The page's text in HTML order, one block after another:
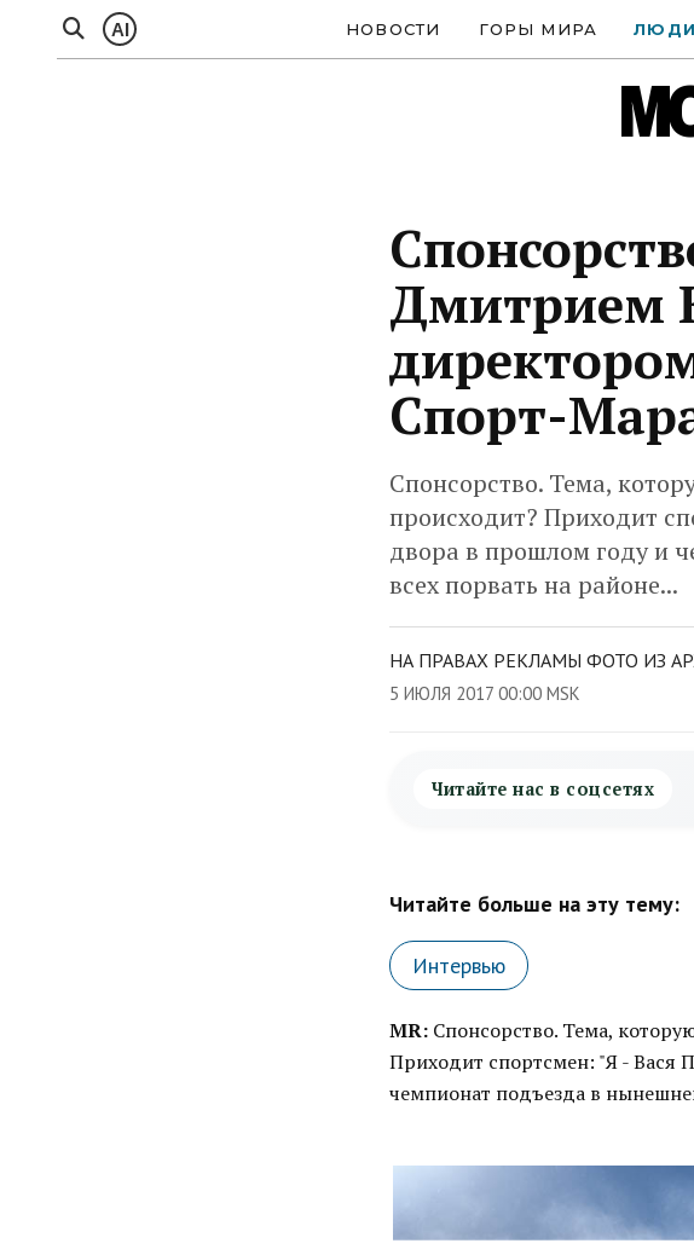
AI НОВОСТИ ГОРЫ МИРА
Дмитрием
Спорт-
Спонсорство. Тема,
происходит? Приходит
двора в прошлом году и
всех порвать на районе...
НА ПРАВАХ РЕКЛАМЫ ФОТО ИЗ
5 ИЮЛЯ 2017 00:00 MSK
Читайте нас в соцсетях
Читайте больше на эту тему:
Интервью
MR: Спонсорство. Тема,
Приходит спортсмен: "Я - Вася
чемпионат подъезда в